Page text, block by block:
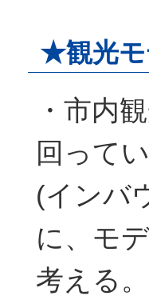
★観光モ
・市内
回って
(インバ
に、モ
考える。